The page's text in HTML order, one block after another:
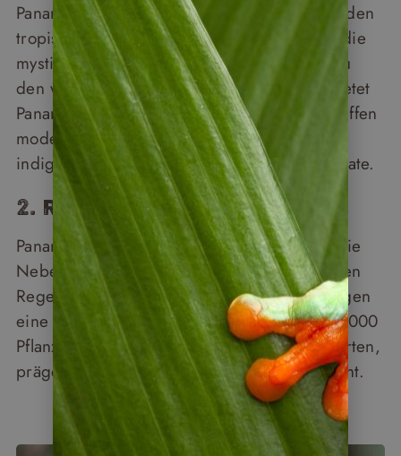
Panama ist ein Urlaubsziel der Vielfalt. Von den
tropischen Regenwäldern des Darien über die
mystischen Nebelwälder im Hochland bis zu
den weißen Stränden der San-Blas-Inseln bietet
Panama atemberaubende Kontraste. Hier treffen
moderne Metropolen wie Panama City auf
indigene Traditionen und geschützte Reservate.
2. Reiche Pflanzenwelt
Panama ist ein Paradies für Naturfreunde. Die
Nebelwälder im Hochland und die tropischen
Regenwälder auf der Karibikseite beherbergen
eine beeindruckende Artenvielfalt. Über 10.000
Pflanzenarten, darunter viele endemische Arten,
prägen die Landschaft mit ihrer Farbenpracht.